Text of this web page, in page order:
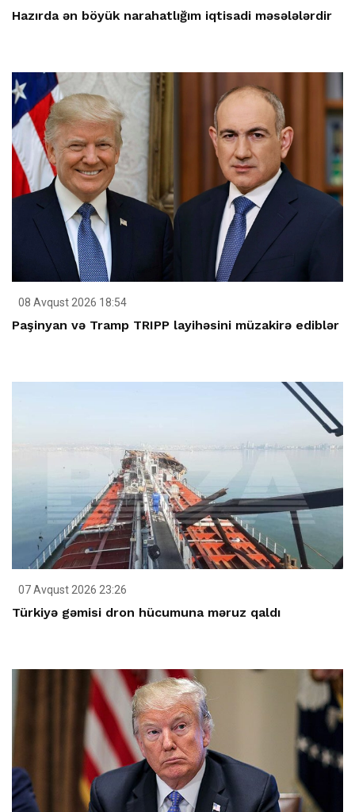
Hazırda ən böyük narahatlığım iqtisadi məsələlərdir
08 Avqust 2026 18:54
Paşinyan və Tramp TRIPP layihəsini müzakirə ediblər
07 Avqust 2026 23:26
Türkiyə gəmisi dron hücumuna məruz qaldı